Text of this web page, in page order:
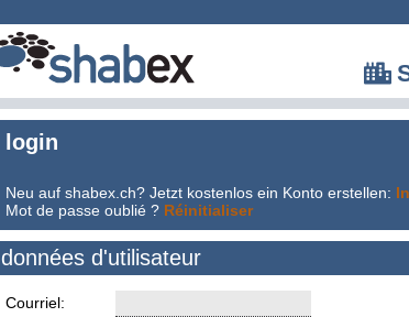
login
Neu auf shabex.ch? Jetzt kostenlos ein Konto erstellen:
Mot de passe oublié ? Réinitialiser
données d'utilisateur
Courriel: